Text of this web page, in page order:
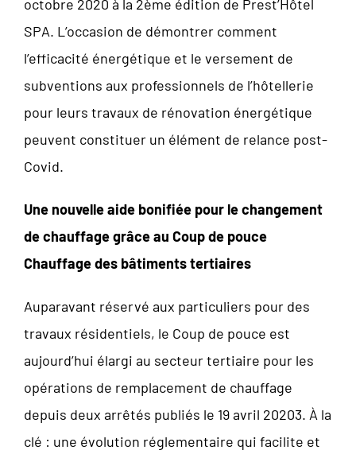
octobre 2020 à la 2ème édition de Prest’Hôtel
SPA. L’occasion de démontrer comment
l’efficacité énergétique et le versement de
subventions aux professionnels de l’hôtellerie
pour leurs travaux de rénovation énergétique
peuvent constituer un élément de relance post-
Covid.
Une nouvelle aide bonifiée pour le changement
de chauffage grâce au Coup de pouce
Chauffage des bâtiments tertiaires
Auparavant réservé aux particuliers pour des
travaux résidentiels, le Coup de pouce est
aujourd’hui élargi au secteur tertiaire pour les
opérations de remplacement de chauffage
depuis deux arrêtés publiés le 19 avril 20203. À la
clé : une évolution réglementaire qui facilite et